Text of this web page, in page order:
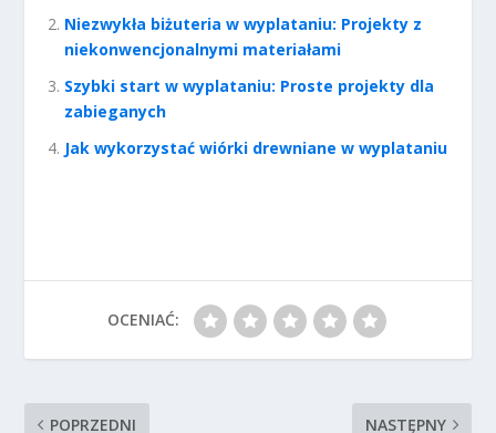
Niezwykła biżuteria w wyplataniu: Projekty z
niekonwencjonalnymi materiałami
Szybki start w wyplataniu: Proste projekty dla
zabieganych
Jak wykorzystać wiórki drewniane w wyplataniu
OCENIAĆ:
POPRZEDNI NASTĘPNY